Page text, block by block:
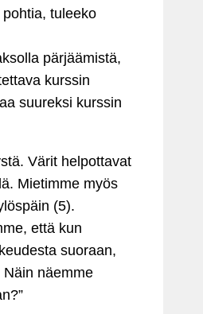
tuleeko
pärjäämistä,
kurssin
suureksi kurssin
Värit helpottavat
Mietimme myös
(5).
että kun
suoraan,
Näin näemme